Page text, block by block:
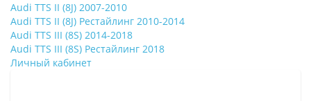
Audi TTS II (8J) 2007-2010
Audi TTS II (8J) Рестайлинг 2010-2014
Audi TTS III (8S) 2014-2018
Audi TTS III (8S) Рестайлинг 2018
Личный кабинет